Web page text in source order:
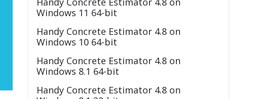
Windows 11 64-bit
Handy Concrete Estimator 4.8 on
Windows 10 64-bit
Handy Concrete Estimator 4.8 on
Windows 8.1 64-bit
Handy Concrete Estimator 4.8 on